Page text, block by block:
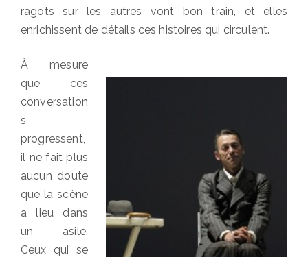
ragots sur les autres vont bon train, et elles
enrichissent de détails ces histoires qui circulent.
À mesure
que ces
conversation
s
progressent,
il ne fait plus
aucun doute
que la scène
a lieu dans
un asile.
Ceux qui se